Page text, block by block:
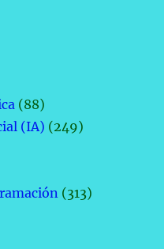
(88)
(IA) (249)
(313)